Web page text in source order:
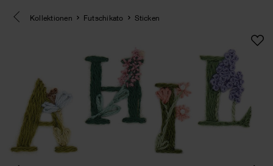
Eine Kategorie zurück navigieren
Kollektionen Futschikato Sticken